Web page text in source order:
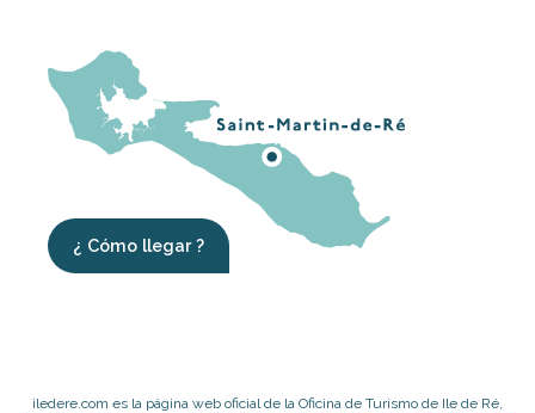
¿ Cómo llegar ?
iledere.com es la página web oficial de la Oficina de Turismo de Ile de Ré,